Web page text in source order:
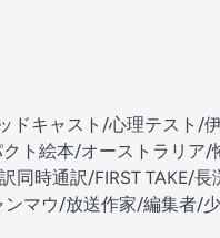
キャスト/心理テスト/
ト絵本/オーストラリア/
時通訳/FIRST TAKE/
マウ/放送作家/編集者/